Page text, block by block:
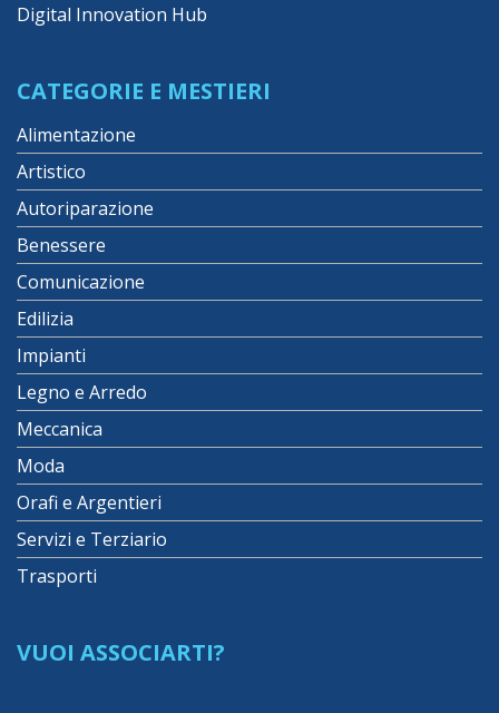
Digital Innovation Hub
CATEGORIE E MESTIERI
Alimentazione
Artistico
Autoriparazione
Benessere
Comunicazione
Edilizia
Impianti
Legno e Arredo
Meccanica
Moda
Orafi e Argentieri
Servizi e Terziario
Trasporti
VUOI ASSOCIARTI?